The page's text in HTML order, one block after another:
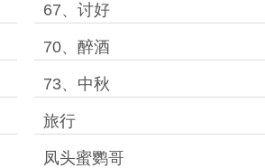
67、讨好
70、醉酒
73、中秋
旅行
凤头蜜鹦哥